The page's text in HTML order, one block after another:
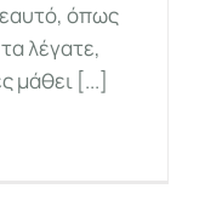
όπως
λέγατε,
μάθει [...]